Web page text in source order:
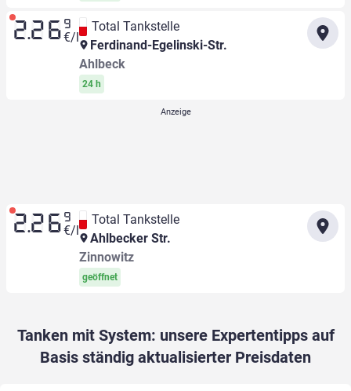
2.26 9
€/l
Total Tankstelle
Ferdinand-Egelinski-Str.
Ahlbeck
24 h
2.26 9
€/l
Total Tankstelle
Ahlbecker Str.
Zinnowitz
geöffnet
Tanken mit System: unsere Expertentipps auf
Basis ständig aktualisierter Preisdaten